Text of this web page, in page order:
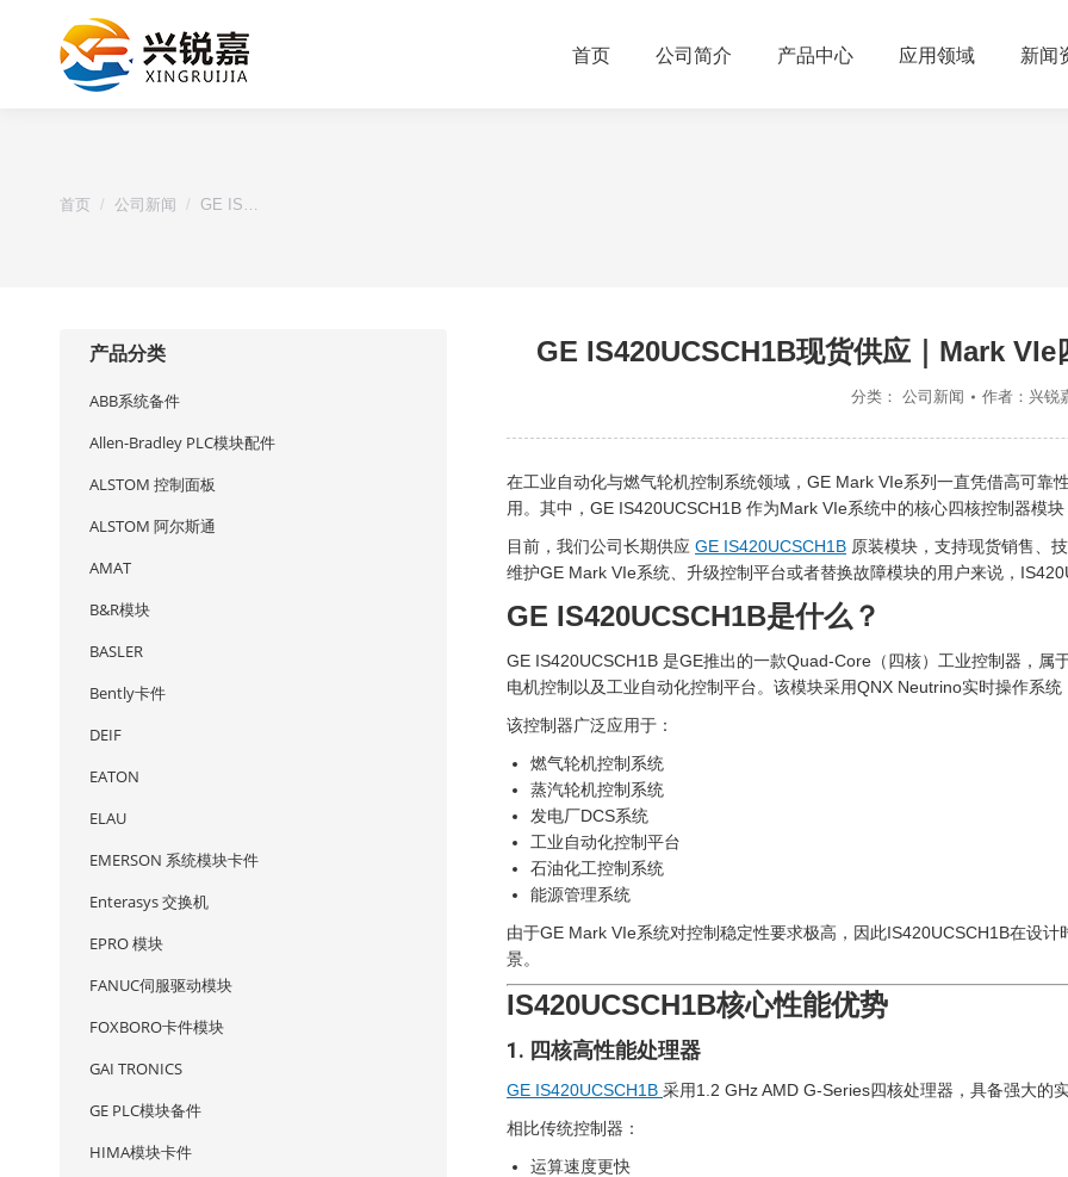
首页 公司简介 产品中心 应用领域 新闻
首页 公司新闻 GE IS…
GE IS420UCSCH1B现货供应｜Mark
分类： 公司新闻 作者： 兴锐
在工业自动化与燃气轮机控制系统领域，GE Mark VIe系列一直凭借高可靠
用。其中，GE IS420UCSCH1B 作为Mark VIe系统中的核心四核控制器模
目前，我们公司长期供应 GE IS420UCSCH1B 原装模块，支持现货销售、
维护GE Mark VIe系统、升级控制平台或者替换故障模块的用户来说，
GE IS420UCSCH1B是什么？
GE IS420UCSCH1B 是GE推出的一款Quad-Core（四核）工业控制器，属
电机控制以及工业自动化控制平台。该模块采用QNX Neutrino实时操作系
该控制器广泛应用于：
燃气轮机控制系统
蒸汽轮机控制系统
发电厂DCS系统
工业自动化控制平台
石油化工控制系统
能源管理系统
由于GE Mark VIe系统对控制稳定性要求极高，因此IS420UCSCH1B在设
景。
IS420UCSCH1B核心性能优势
1. 四核高性能处理器
GE IS420UCSCH1B 采用1.2 GHz AMD G-Series四核处理器，具备强大的
相比传统控制器：
运算速度更快
产品分类
ABB系统备件
Allen-Bradley PLC模块配件
ALSTOM 控制面板
ALSTOM 阿尔斯通
AMAT
B&R模块
BASLER
Bently卡件
DEIF
EATON
ELAU
EMERSON 系统模块卡件
Enterasys 交换机
EPRO 模块
FANUC伺服驱动模块
FOXBORO卡件模块
GAI TRONICS
GE PLC模块备件
HIMA模块卡件